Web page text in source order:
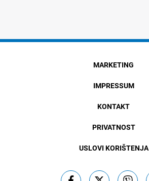
MARKETING
IMPRESSUM
KONTAKT
PRIVATNOST
USLOVI KORIŠTENJA